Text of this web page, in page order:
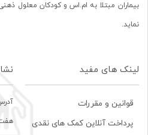
بیماران مبتلا به ام.اس و کودکان معلول
نماید.
لینک های مفید
قوانین و مقررات
پرداخت آنلاین کمک های نقدی